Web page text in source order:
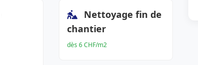
Nettoyage fin de
chantier
dès 6 CHF/m2